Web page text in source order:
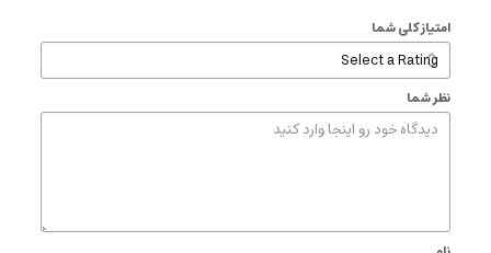
امتیاز کلی شما
نظر شما